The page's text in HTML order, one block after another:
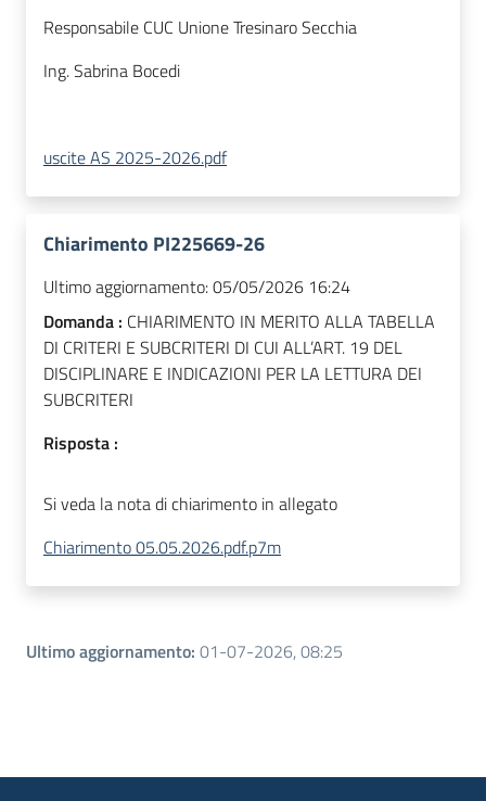
Responsabile CUC Unione Tresinaro Secchia
Ing. Sabrina Bocedi
uscite AS 2025-2026.pdf
Chiarimento PI225669-26
Ultimo aggiornamento:05/05/2026 16:24
Domanda : CHIARIMENTO IN MERITO ALLA TABELLA
DI CRITERI E SUBCRITERI DI CUI ALL’ART. 19 DEL
DISCIPLINARE E INDICAZIONI PER LA LETTURA DEI
SUBCRITERI
Risposta :
Si veda la nota di chiarimento in allegato
Chiarimento 05.05.2026.pdf.p7m
Ultimo aggiornamento: 01-07-2026, 08:25